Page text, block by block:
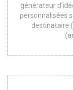
générateur
personnalisées
destinataire